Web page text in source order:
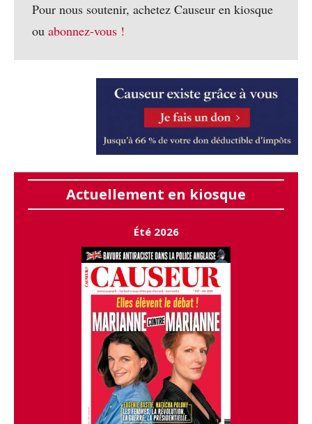
Pour nous soutenir, achetez Causeur en kiosque
ou abonnez-vous !
Actuellement en kiosque
Été 2026